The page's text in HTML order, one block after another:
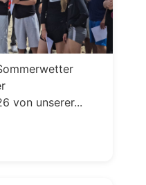
von unserer...